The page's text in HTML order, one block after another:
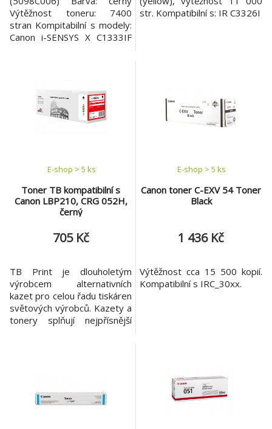
Výtěžnost toneru: 7400
stran Kompitabilní s modely:
Canon i-SENSYS X C1333IF
str. Kompatibilní s: IR C3326I
Toner TB kompatibilní s
Canon LBP210, CRG 052H,
černý
E-shop > 5 ks
705 Kč
TB Print je dlouholetým
výrobcem alternativních
kazet pro celou řadu tiskáren
světových výrobců. Kazety a
tonery splňují nejpřísnější
(cartridge/toner): Toner -
100% nový Kapacita tisku
Canon toner C-EXV 54 Toner
Black
E-shop > 5 ks
1 436 Kč
Výtěžnost cca 15 500 kopií.
Kompatibilní s IRC_30xx.